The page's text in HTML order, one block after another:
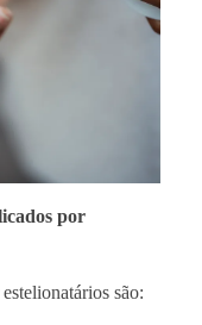
por
são: